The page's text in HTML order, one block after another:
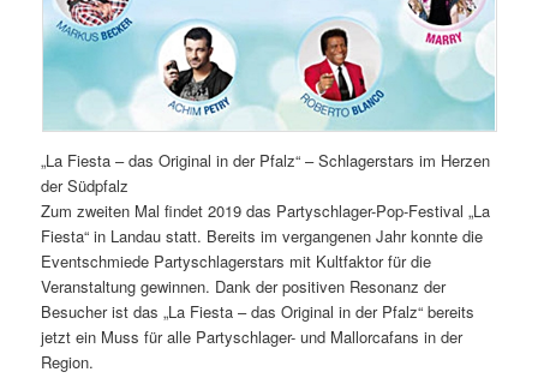
„La Fiesta – das Original in der Pfalz“ – Schlagerstars im Herzen
der Südpfalz
Zum zweiten Mal findet 2019 das Partyschlager-Pop-Festival „La
Fiesta“ in Landau statt. Bereits im vergangenen Jahr konnte die
Eventschmiede Partyschlagerstars mit Kultfaktor für die
Veranstaltung gewinnen. Dank der positiven Resonanz der
Besucher ist das „La Fiesta – das Original in der Pfalz“ bereits
jetzt ein Muss für alle Partyschlager- und Mallorcafans in der
Region.